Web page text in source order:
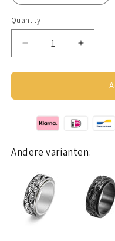
Quantity
Decrease
quantity
for
ring
gold
Increase
quantity
for
Anxiety
ring
gold
Andere varianten: